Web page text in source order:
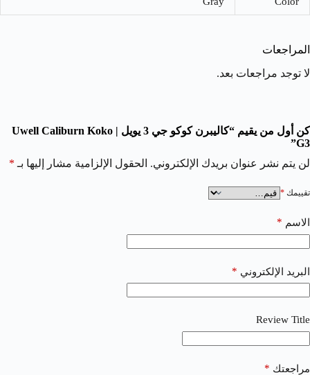
المراجعات
لا توجد مراجعات بعد.
كن أول من يقيم “كاليبرن كوكو جي 3 يويل | Uwell Caliburn Koko
G3”
لن يتم نشر عنوان بريدك الإلكتروني. الحقول الإلزامية مشار إليها بـ *
تقييمك *
الاسم *
البريد الإلكتروني *
Review Title
مراجعتك *